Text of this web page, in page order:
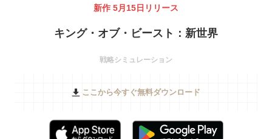
新作 5月15日リリース
キング・オブ・ビースト：新世界
戦略シミュレーション
ここから今すぐ無料ダウンロード